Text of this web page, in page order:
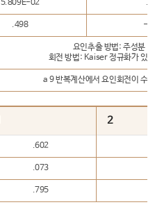
5.809E-02
.498 -
요인추출 방법: 주성분
회전 방법: Kaiser 정규화가 있
a 9 반복계산에서 요인회전이 수
2
.602
.073
.795